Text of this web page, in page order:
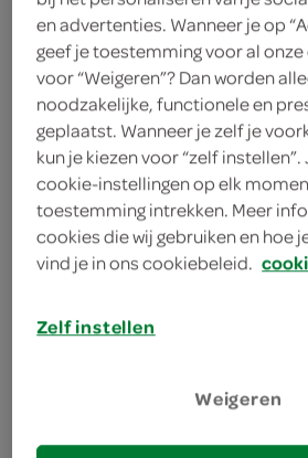
Let op: aanbiedingen zijn niet
producten, maar worden wél
verwerkt in de winkelmand.
zeezout en chiazaad
inhoud en gewicht
en advertenties. Wanneer je op
geef je toestemming voor al onze
voor “Weigeren”? Dan worden
noodzakelijke, functionele en
geplaatst. Wanneer je zelf je
kun je kiezen voor “zelf instellen”.
cookie-instellingen op elk
toestemming intrekken. Meer
cookies die wij gebruiken en hoe
vind je in ons cookiebeleid.
Zelf instellen
Weigeren